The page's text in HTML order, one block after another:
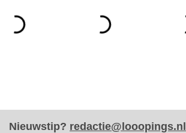
Nieuwstip? redactie@looopings.nl